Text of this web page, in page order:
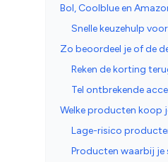
Bol, Coolblue en
Snelle keuzehulp
Zo beoordeel je of de
Reken de korting
Tel ontbrekende
Welke producten koop
Lage-risico
Producten waarbij je